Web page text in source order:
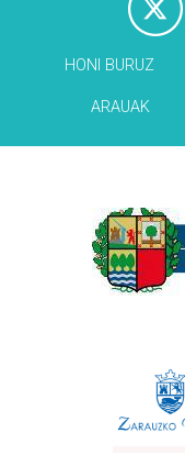
HONI BURUZ
ARAUAK